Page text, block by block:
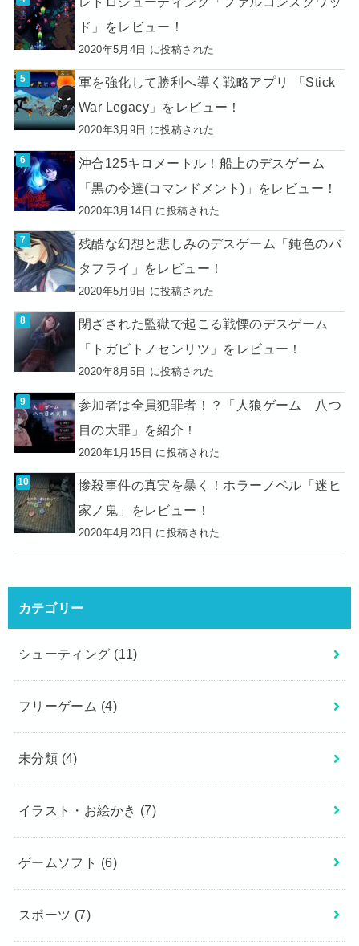
ド」をレビュー！
2020年5月4日 に投稿された
軍を強化して勝利へ導く戦略アプリ 「Stick
War Legacy」をレビュー！
2020年3月9日 に投稿された
沖合125キロメートル！船上のデスゲーム
「黒の令達(コマンドメント)」をレビュー！
2020年3月14日 に投稿された
残酷な幻想と悲しみのデスゲーム「鈍色のバ
タフライ」をレビュー！
2020年5月9日 に投稿された
閉ざされた監獄で起こる戦慄のデスゲーム
「トガビトノセンリツ」をレビュー！
2020年8月5日 に投稿された
参加者は全員犯罪者！？「人狼ゲーム 八つ
目の大罪」を紹介！
2020年1月15日 に投稿された
惨殺事件の真実を暴く！ホラーノベル「迷ヒ
家ノ鬼」をレビュー！
2020年4月23日 に投稿された
カテゴリー
シューティング (11)
フリーゲーム (4)
未分類 (4)
イラスト・お絵かき (7)
ゲームソフト (6)
スポーツ (7)